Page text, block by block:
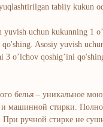
tabiiy kukun
uchun kukunning 1
Asosiy yuvish
3 o’lchov qoshig’ini
белья – уникальное
машинной стирки.
При ручной стирке не